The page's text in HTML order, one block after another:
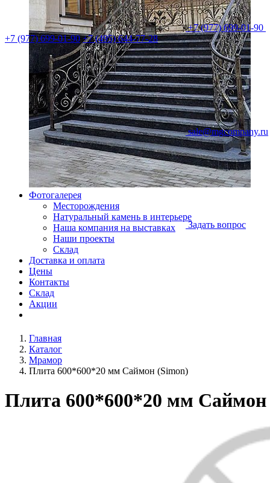
Фотогалерея
Месторождения
Натуральный камень в интерьере
Наша компания на выставках
Наши проекты
Склад
Доставка и оплата
Цены
Контакты
Склад
Акции
+7 (977) 699-01-90
+7 (977) 699-01-90 +7 (495) 644-77-28
sale@mgcompany.ru
Задать вопрос
Главная
Каталог
Мрамор
Плита 600*600*20 мм Саймон (Simon)
Плита 600*600*20 мм Саймон